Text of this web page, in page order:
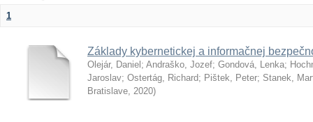
1
Základy kybernetickej a informačnej
Olejár, Daniel ; Andraško, Jozef; Gondová, Lenka;
Jaroslav; Ostertág, Richard; Pištek, Peter; Stanek,
Bratislave, 2020)